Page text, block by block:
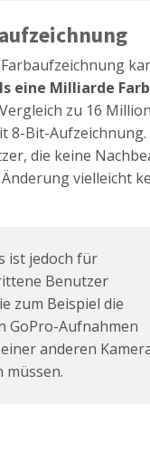
eine Milliarde
zu 16
8-Bit-Aufzeichnung.
die keine
vielleicht
ist jedoch für
Benutzer
zum Beispiel die
GoPro-Aufnahmen
anderen
müssen.